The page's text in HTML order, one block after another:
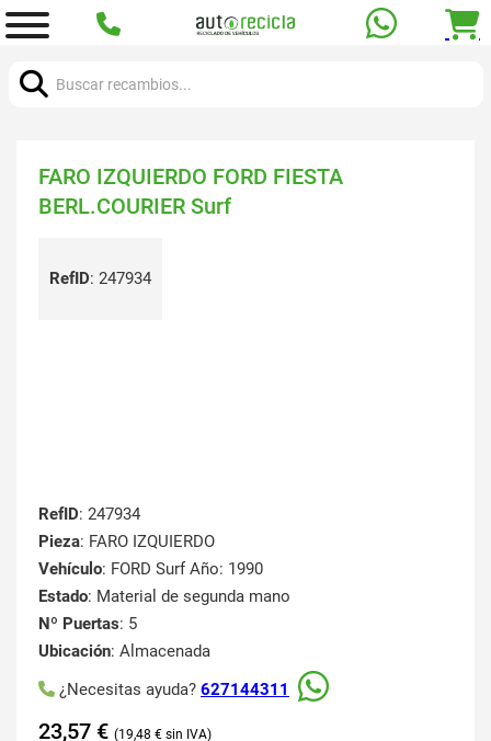
FARO IZQUIERDO FORD FIESTA
BERL.COURIER Surf
RefID: 247934
RefID: 247934
Pieza: FARO IZQUIERDO
Vehículo: FORD Surf Año: 1990
Estado: Material de segunda mano
Nº Puertas: 5
Ubicación: Almacenada
¿Necesitas ayuda? 627144311
23,57 € 19,48 €